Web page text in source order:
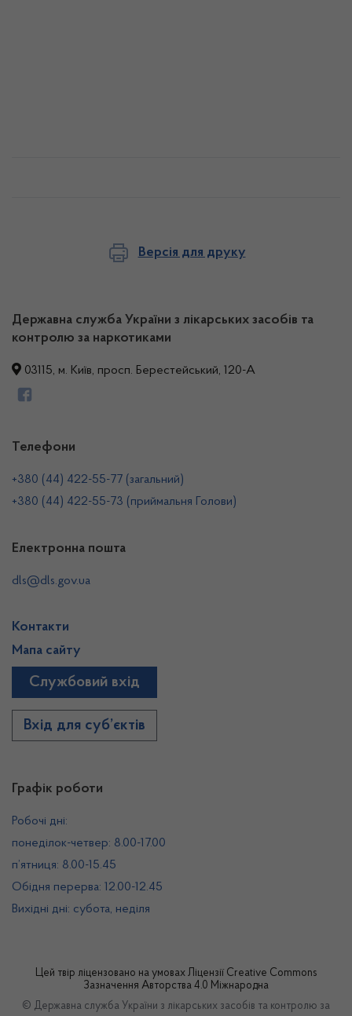
Версія для друку
Державна служба України з лікарських засобів та
контролю за наркотиками
03115, м. Київ, просп. Берестейський, 120-А
Графік роботи
Робочі дні:
понеділок-четвер: 8.00-17.00
п’ятниця: 8.00-15.45
Обідня перерва: 12.00-12.45
Вихідні дні: субота, неділя
Телефони
+380 (44) 422-55-77 (загальний)
+380 (44) 422-55-73 (приймальня Голови)
Електронна пошта
dls@dls.gov.ua
Контакти
Мапа сайту
Службовий вхід
Вхід для суб’єктів
Цей твір ліцензовано на умовах Ліцензії Creative Commons
Зазначення Авторства 4.0 Міжнародна
© Державна служба України з лікарських засобів та контролю за